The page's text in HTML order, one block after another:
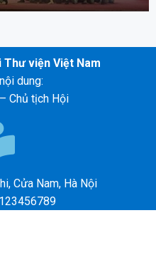
viện Việt Nam
dung:
Chủ tịch Hội
Cửa Nam, Hà Nội